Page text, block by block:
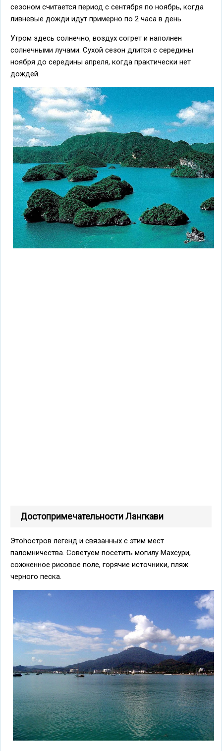
сезоном считается период с сентября по ноябрь, когда
ливневые дожди идут примерно по 2 часа в день.
Утром здесь солнечно, воздух согрет и наполнен
солнечными лучами. Сухой сезон длится с середины
ноября до середины апреля, когда практически нет
дождей.
Достопримечательности Лангкави
Этоhостров легенд и связанных с этим мест
паломничества. Советуем посетить могилу Махсури,
сожженное рисовое поле, горячие источники, пляж
черного песка.